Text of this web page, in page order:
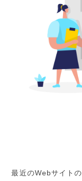
最近のWebサイト